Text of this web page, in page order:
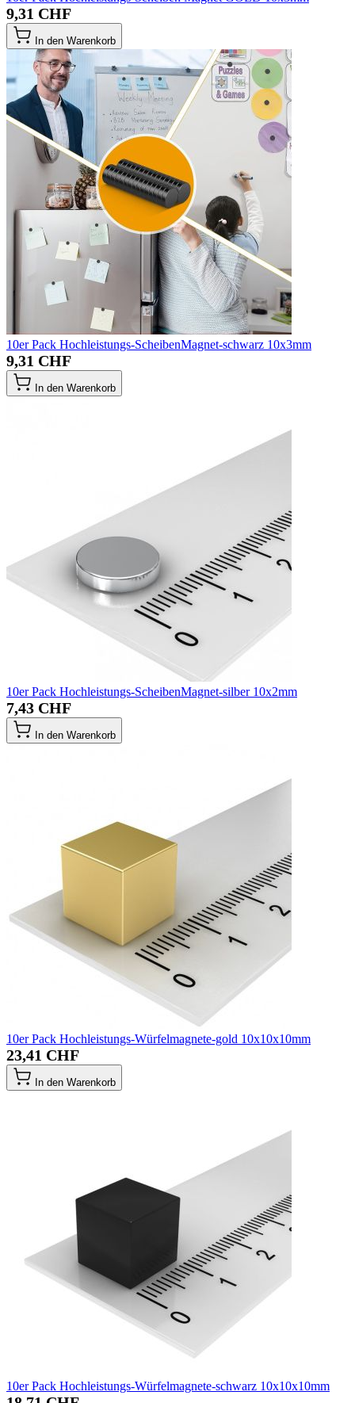
9,31 CHF
In den Warenkorb
10er Pack Hochleistungs-ScheibenMagnet-schwarz 10x3mm
9,31 CHF
In den Warenkorb
10er Pack Hochleistungs-ScheibenMagnet-silber 10x2mm
7,43 CHF
In den Warenkorb
10er Pack Hochleistungs-Würfelmagnete-gold 10x10x10mm
23,41 CHF
In den Warenkorb
10er Pack Hochleistungs-Würfelmagnete-schwarz 10x10x10mm